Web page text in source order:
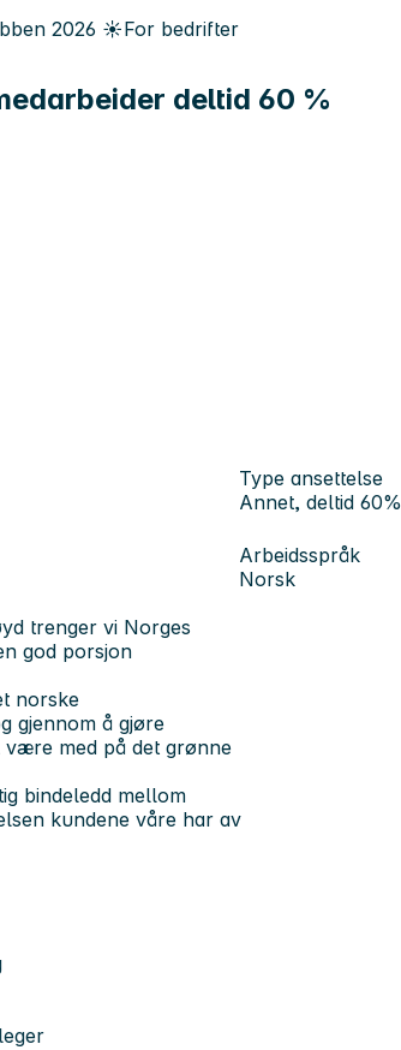
2026 ☀️For bedrifter
deltid 60 %
Type ansettelse
Annet, deltid 60%
Arbeidsspråk
Norsk
trenger vi Norges
god porsjon
norske
gjennom å gjøre
være med på det grønne
bindeledd mellom
kundene våre har av